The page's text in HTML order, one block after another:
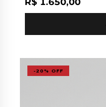
-20% OFF